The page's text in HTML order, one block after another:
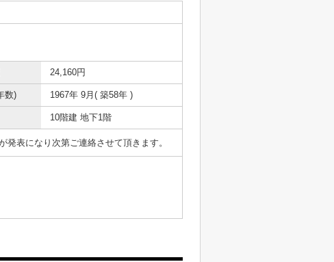
24,160円
数) 1967年 9月( 築58年 )
10階建 地下1階
表になり次第ご連絡させて頂きます。